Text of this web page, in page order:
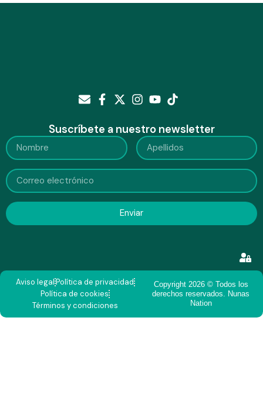
Suscríbete a nuestro newsletter
Enviar
Copyright 2026 © Todos los
derechos reservados. Nunas
Nation
Aviso legalPolítica de privacidad
Política de cookies
Términos y condiciones